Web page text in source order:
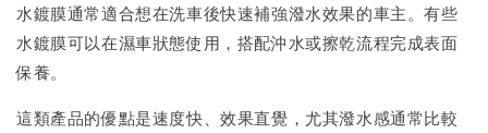
水鍍膜通常適合想在洗車後快速補強潑水效果的車主。有些
水鍍膜可以在濕車狀態使用，搭配沖水或擦乾流程完成表面
保養。
這類產品的優點是速度快、效果直覺，尤其潑水感通常比較